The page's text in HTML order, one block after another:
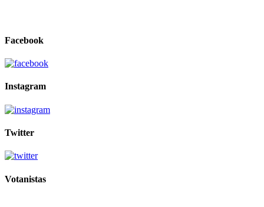
Facebook
Instagram
Twitter
Votanistas